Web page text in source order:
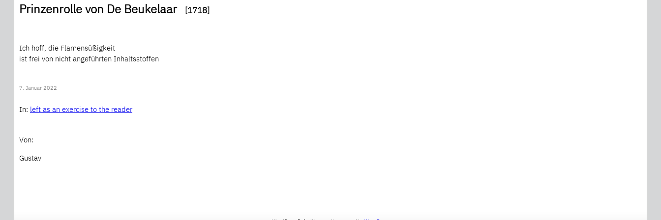
Prinzenrolle von De Beukelaar[1718]
Ich hoff, die Flamensüßigkeit
ist frei von nicht angeführten Inhaltsstoffen
7. Januar 2022
In: left as an exercise to the reader
Von:
Gustav